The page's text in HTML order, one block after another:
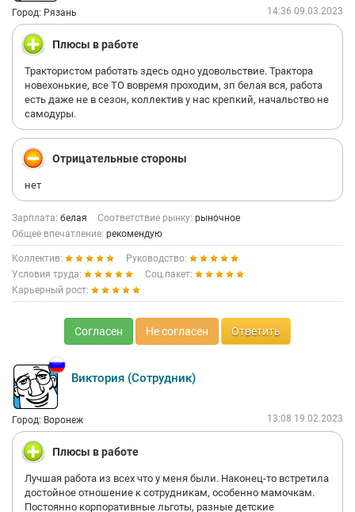
Город: Рязань 14:36 09.03.2023
Плюсы в работе
Трактористом работать здесь одно удовольствие. Трактора
новехонькие, все ТО вовремя проходим, зп белая вся, работа
есть даже не в сезон, коллектив у нас крепкий, начальство не
самодуры.
Отрицательные стороны
нет
Зарплата: белая Соответствие рынку: рыночное
Общее впечатление: рекомендую
Коллектив:
Руководство:
Условия труда:
Соц.пакет:
Карьерный рост:
Согласен Не согласен Ответить
Виктория (Сотрудник)
Город: Воронеж 13:08 19.02.2023
Плюсы в работе
Лучшая работа из всех что у меня были. Наконец-то встретила
достойное отношение к сотрудникам, особенно мамочкам.
Постоянно корпоративные льготы, разные детские